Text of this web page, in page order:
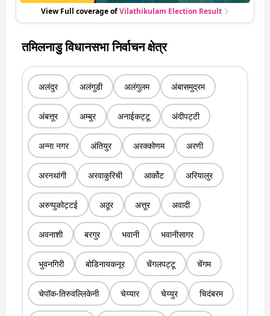
View Full coverage ofVilathikulam Election Result
तमिलनाडु विधानसभा निर्वाचन क्षेत्र
अलंदुर अलंगुडी अलंगुलम अंबासमुद्रम
अंबत्तूर अम्बुर अनाईकट्टू अंदीपट्टी
अन्ना नगर अंतियुर अरक्कोणम अरणी
अरनथांगी अरवाकुरिची आर्कोट अरियालुर
अरुप्पुकोट्टई अठूर अत्तूर अवादी
अवनाशी बरगुर भवानी भवानीसागर
भुवनगिरी बोडिनायकनूर चेंगलपट्टू चेंगम
चेपॉक-तिरुवल्लिकेनी चेय्यार चेय्युर चिदंबरम